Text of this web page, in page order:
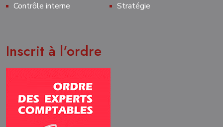
Contrôle interne
Stratégie
Inscrit à l'ordre